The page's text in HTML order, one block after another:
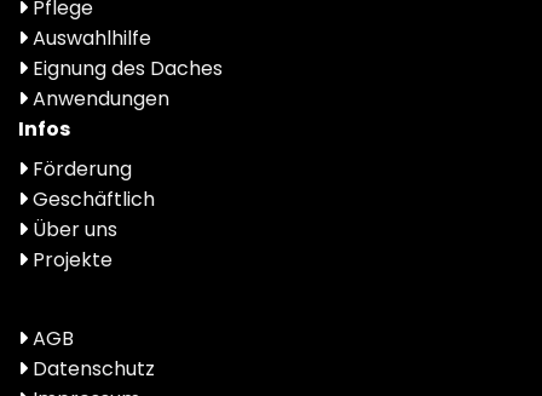
Pflege
Auswahlhilfe
Eignung des Daches
Anwendungen
Infos
Förderung
Geschäftlich
Über uns
Projekte
AGB
Datenschutz